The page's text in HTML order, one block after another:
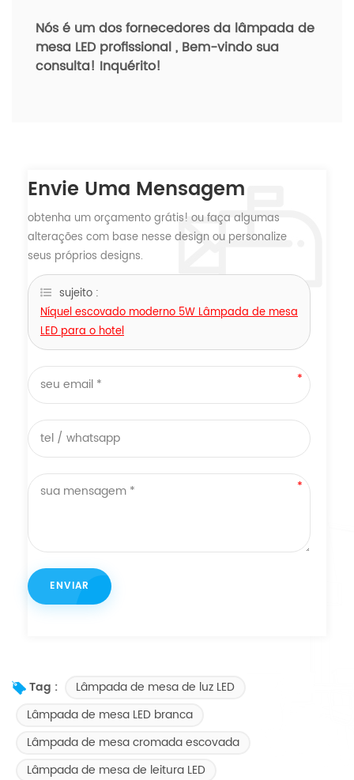
Nós é um dos fornecedores da lâmpada de
mesa LED profissional, Bem-vindo sua
consulta! Inquérito!
Envie Uma Mensagem
obtenha um orçamento grátis! ou faça algumas
alterações com base nesse design ou personalize
seus próprios designs.
sujeito :
Níquel escovado moderno 5W Lâmpada de mesa
LED para o hotel
Tag :
Lâmpada de mesa de luz LED
Lâmpada de mesa LED branca
Lâmpada de mesa cromada escovada
Lâmpada de mesa de leitura LED